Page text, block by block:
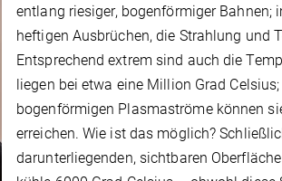
entlang riesiger, bogenförmiger Bahnen;
heftigen Ausbrüchen, die Strahlung und
Entsprechend extrem sind auch die
liegen bei etwa eine Million Grad
bogenförmigen Plasmaströme können
erreichen. Wie ist das möglich?
darunterliegenden, sichtbaren